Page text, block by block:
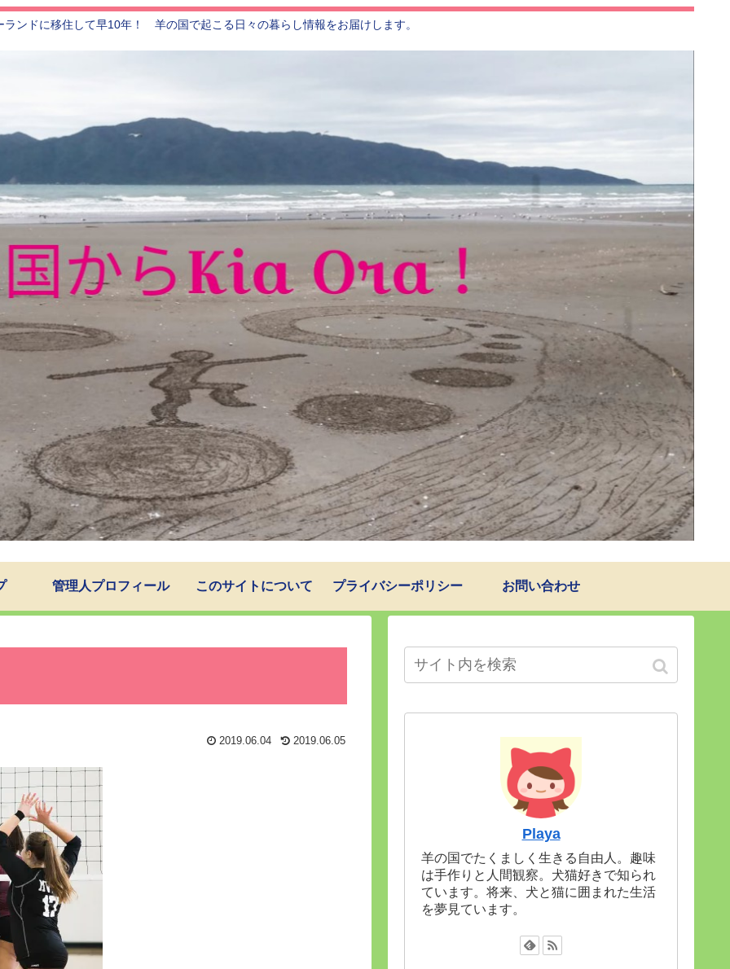
ランドに移住して早10年！ 羊の国で起こる日々の暮らし情報をお届けします。
管理人プロフィール このサイトについて プライバシーポリシー お問い合わせ
2019.06.05
2019.06.04
Playa
羊の国でたくましく生きる自由人。趣味
は手作りと人間観察。犬猫好きで知られ
ています。将来、犬と猫に囲まれた生活
を夢見ています。